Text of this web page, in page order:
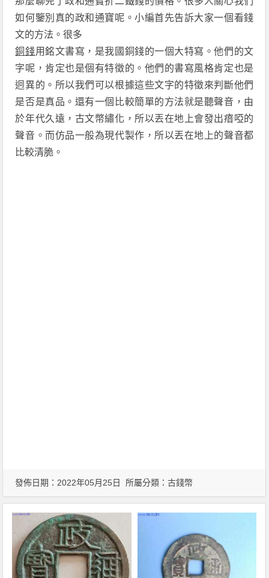
如何鑒別真的政和通寶呢。小編首先告訴大家一個看錢
文的方法。很多
銅錢用銘文書寫，是我國銅錢的一個大特寫。他們的文
字呢，肯定也是個有特徵的。他們的書寫風格肯定也是
迥異的。所以我們可以根據這些文字的特徵來判斷他們
是否是真品。還有一個比較簡單的方法就是聽聲音，由
於年代久遠，古文幣繡化，所以丟在地上會發出瘖啞的
聲音。而仿品一般為現代製作，所以丟在地上的聲音都
比較清脆。
發佈日期：2022年05月25日 所屬分類：古錢幣